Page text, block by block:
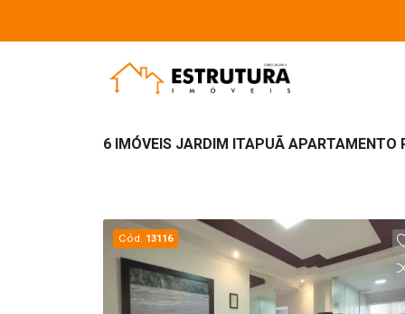
6 IMÓVEIS JARDIM ITAPUÃ APARTAMENTO
Cód. 13116